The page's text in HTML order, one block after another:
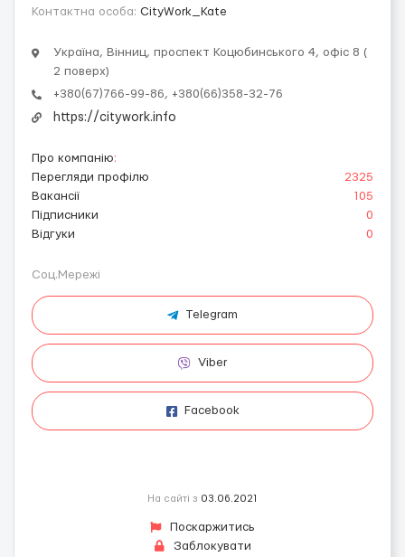
Контактна особа: CityWork_Kate
Україна, Вінниц, проспект Коцюбинського 4, офіс 8 (
2 поверх)
+380(67)766-99-86, +380(66)358-32-76
https://citywork.info
Про компанію:
Перегляди профілю
2325
Вакансії
105
Підписники
0
Відгуки
0
Соц.Мережі
Telegram
Viber
Facebook
На сайті з 03.06.2021
Поскаржитись
Заблокувати